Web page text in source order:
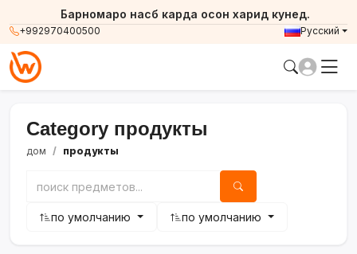
+992970400500
Барномаро насб карда осон харид кунед.
Русский
Category продукты
дом продукты
по умолчанию по умолчанию